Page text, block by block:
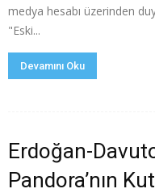
medya hesabı üzerinden
"Eski...
Devamını Oku
Erdoğan-
Pandora’nın